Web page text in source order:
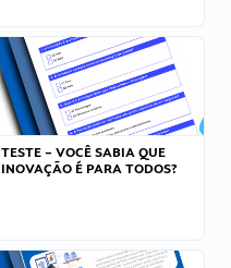
TESTE – VOCÊ SABIA QUE
INOVAÇÃO É PARA TODOS?